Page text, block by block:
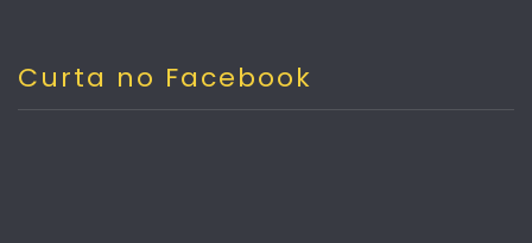
Curta no Facebook